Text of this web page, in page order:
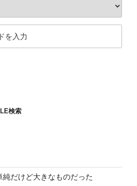
検索
だけど大きなものだった